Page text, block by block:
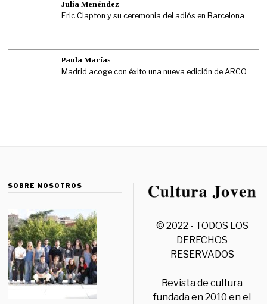
Julia Menéndez
Eric Clapton y su ceremonia del adiós en Barcelona
Paula Macías
Madrid acoge con éxito una nueva edición de ARCO
SOBRE NOSOTROS
© 2022 - TODOS LOS
DERECHOS
RESERVADOS
Revista de cultura
fundada en 2010 en el